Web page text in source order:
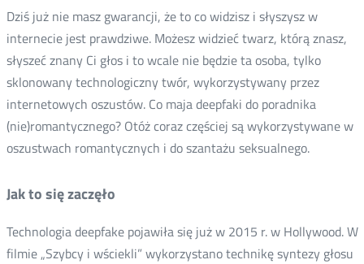
Dziś już nie masz gwarancji, że to co widzisz i słyszysz w
internecie jest prawdziwe. Możesz widzieć twarz, którą znasz,
słyszeć znany Ci głos i to wcale nie będzie ta osoba, tylko
sklonowany technologiczny twór, wykorzystywany przez
internetowych oszustów. Co maja deepfaki do poradnika
(nie)romantycznego? Otóż coraz częściej są wykorzystywane w
oszustwach romantycznych i do szantażu seksualnego.
Jak to się zaczęło
Technologia deepfake pojawiła się już w 2015 r. w Hollywood. W
filmie „Szybcy i wściekli” wykorzystano technikę syntezy głosu